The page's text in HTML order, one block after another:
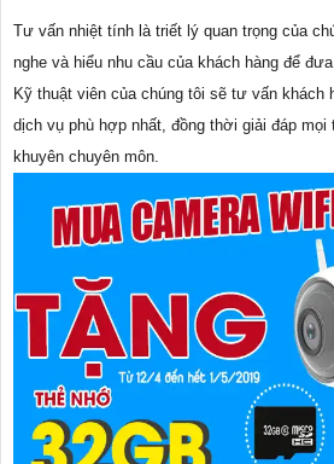
Tư vấn nhiệt tính là triết lý quan trọng của
nghe và hiểu nhu cầu của khách hàng để
Kỹ thuật viên của chúng tôi sẽ tư vấn khách
dịch vụ phù hợp nhất, đồng thời giải đáp
khuyên chuyên môn.